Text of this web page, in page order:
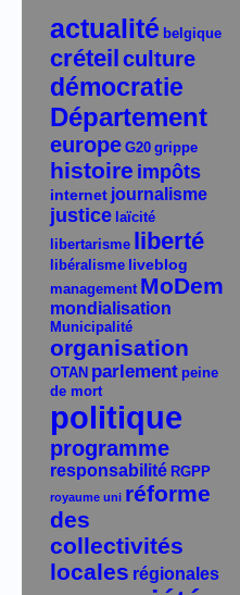
actualité belgique
créteilculture
démocratie
Département
europe G20 grippe
histoire impôts
internet journalisme
justice laïcité
libertarisme liberté
libéralisme liveblog
management MoDem
mondialisation
Municipalité
organisation
OTAN parlement peine
de mort
politique
programme
responsabilité RGPP
royaume uni réforme
des
collectivités
locales régionales